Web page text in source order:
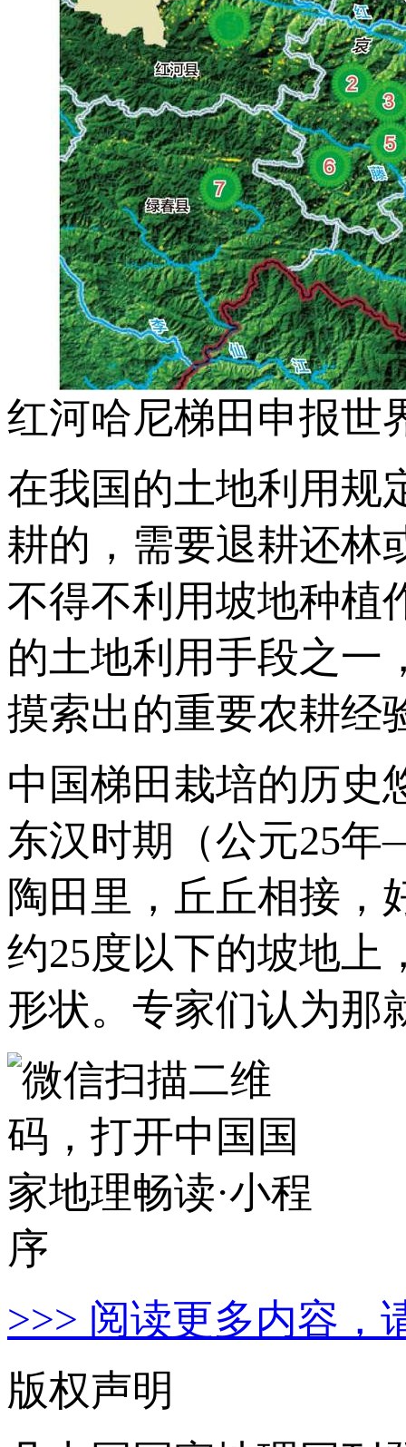
红河哈尼梯田申报世
在我国的土地利用规
耕的，需要退耕还林
不得不利用坡地种植
的土地利用手段之一
摸索出的重要农耕经
中国梯田栽培的历史
东汉时期（公元25
陶田里，丘丘相接，
约25度以下的坡地上
形状。专家们认为那
>>> 阅读更多内容，
版权声明